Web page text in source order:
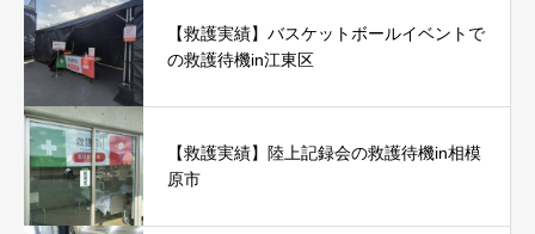
【救護実績】バスケットボールイベントで
の救護待機in江東区
【救護実績】陸上記録会の救護待機in相模
原市